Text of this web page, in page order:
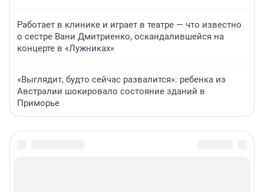
Работает в клинике и играет в театре — что известно
о сестре Вани Дмитриенко, оскандалившейся на
концерте в «Лужниках»
«Выглядит, будто сейчас развалится»: ребенка из
Австралии шокировало состояние зданий в
Приморье